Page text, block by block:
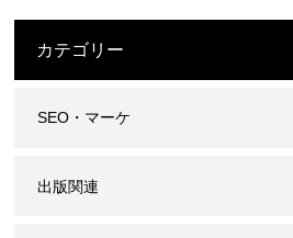
カテゴリー
SEO・マーケ
出版関連